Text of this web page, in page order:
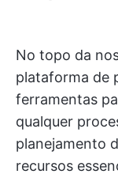
No topo da
plataforma de
ferramentas
qualquer
planejamento
recursos